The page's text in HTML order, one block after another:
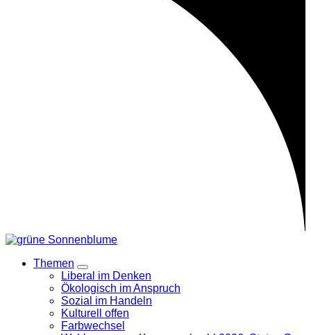
Themen
Zeige
Untermenü
Liberal im Denken
Ökologisch im Anspruch
Sozial im Handeln
Kulturell offen
Farbwechsel